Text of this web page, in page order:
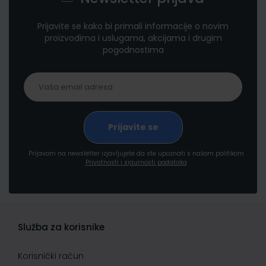
Prijavite se kako bi primali informacije o novim
proizvodima i uslugama, akcijama i drugim
pogodnostima
Prijavom na newsletter izjavljujete da ste upoznati s našom politikom
Privatnosti i sigurnosti podataka
Služba za korisnike
Korisnički račun